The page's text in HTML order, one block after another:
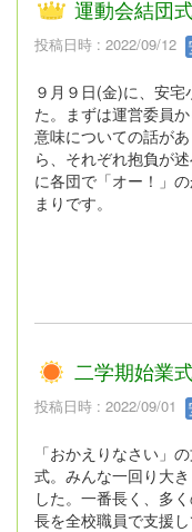
運動会結団
投稿日時 : 2022/09/12
９月９日(金)に、安
た。まずは運営委員
意味についての話が
ら、それぞれ抱負が
に各団で「オー！」
まりです。
二学期始業
投稿日時 : 2022/09/01
「おかえりなさい」
式。みんな一回り大
した。一番長く、多
長を全校職員で支援し